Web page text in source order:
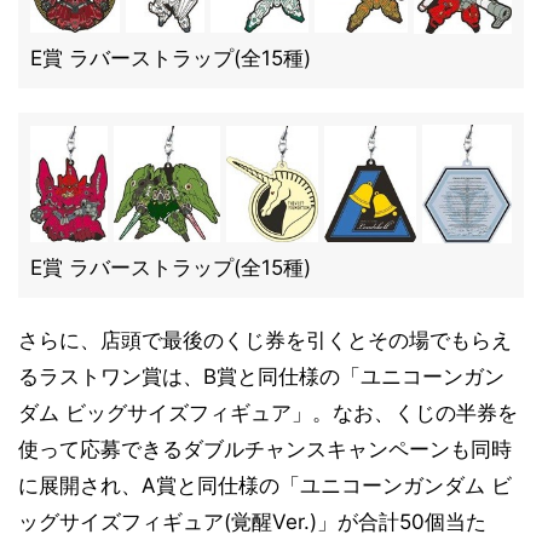
E賞 ラバーストラップ(全15種)
E賞 ラバーストラップ(全15種)
さらに、店頭で最後のくじ券を引くとその場でもらえ
るラストワン賞は、B賞と同仕様の「ユニコーンガン
ダム ビッグサイズフィギュア」。なお、くじの半券を
使って応募できるダブルチャンスキャンペーンも同時
に展開され、A賞と同仕様の「ユニコーンガンダム ビ
ッグサイズフィギュア(覚醒Ver.)」が合計50個当た